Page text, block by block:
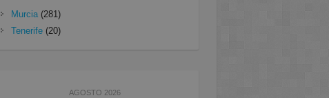
Murcia(281)
Tenerife(20)
AGOSTO 2026